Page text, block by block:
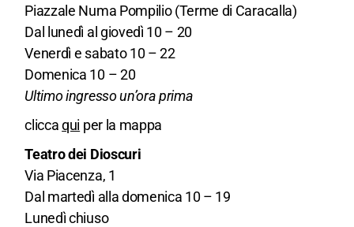
Piazzale Numa Pompilio (Terme di Caracalla)
Dal lunedì al giovedì 10 – 20
Venerdì e sabato 10 – 22
Domenica 10 – 20
Ultimo ingresso un’ora prima
cliccaqui per la mappa
Teatro dei Dioscuri
Via Piacenza, 1
Dal martedì alla domenica 10 – 19
Lunedì chiuso